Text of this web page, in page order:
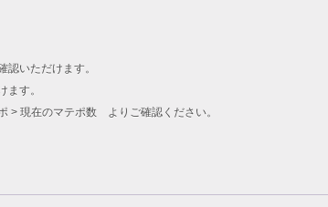
認いただけます。
ます。
> 現在のマテポ数 よりご確認ください。